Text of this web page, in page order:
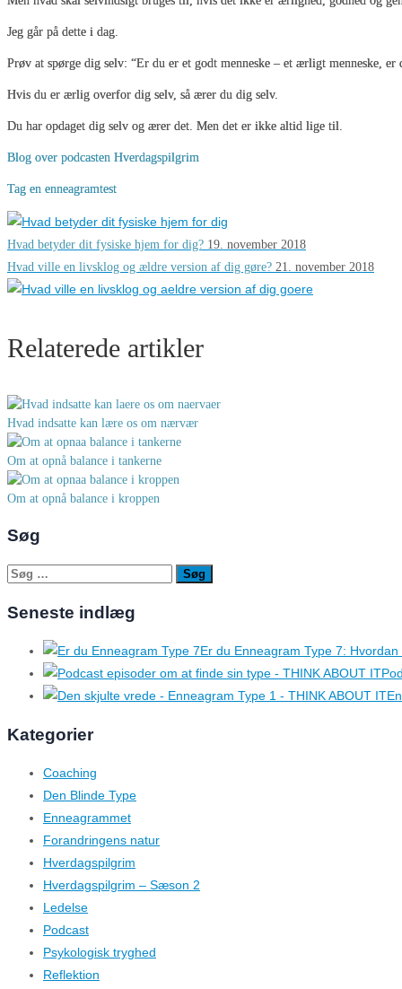
Jeg går på dette i dag.
Prøv at spørge dig selv: “Er du er et godt menneske – et ærligt menneske,
Hvis du er ærlig overfor dig selv, så ærer du dig selv.
Du har opdaget dig selv og ærer det. Men det er ikke altid lige til.
Blog over podcasten Hverdagspilgrim
Tag en enneagramtest
Hvad betyder dit fysiske hjem for dig? 19. november 2018
Hvad ville en livsklog og ældre version af dig gøre? 21. november 2018
Relaterede artikler
Hvad indsatte kan lære os om nærvær
Om at opnå balance i tankerne
Om at opnå balance i kroppen
Søg
Søg
Seneste indlæg
Er du Enneagram Type 7:
Kategorier
Coaching
Den Blinde Type
Enneagrammet
Forandringens natur
Hverdagspilgrim
Hverdagspilgrim – Sæson 2
Ledelse
Podcast
Psykologisk tryghed
Reflektion